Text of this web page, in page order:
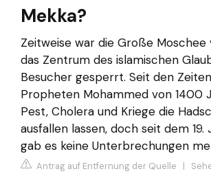
Mekka?
Zeitweise war die Große Moschee
das Zentrum des islamischen
Besucher gesperrt. Seit den
Propheten Mohammed von 1400
Pest, Cholera und Kriege die
ausfallen lassen, doch seit dem 19.
gab es keine Unterbrechungen
Antrag auf Entfernung der Quelle |